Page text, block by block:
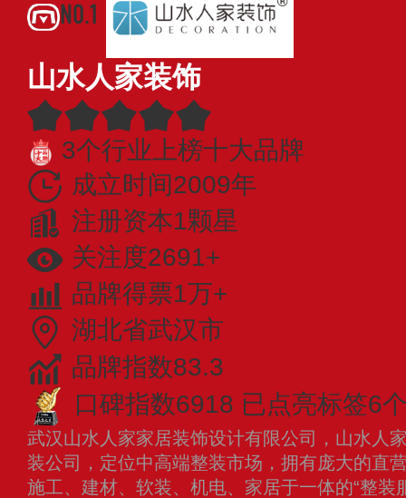
NO.1
山水人家装饰
3个行业上榜十大品牌
成立时间2009年
注册资本1颗星
关注度2691+
品牌得票1万+
湖北省武汉市
品牌指数83.3
口碑指数6918 已点亮标签6
武汉山水人家家居装饰设计有限公司，山水人
装公司，定位中高端整装市场，拥有庞大的直
施工、建材、软装、机电、家居于一体的“整装